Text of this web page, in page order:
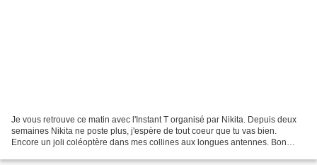
Je vous retrouve ce matin avec l'Instant T organisé par Nikita. Depuis deux
semaines Nikita ne poste plus, j'espère de tout coeur que tu vas bien.
Encore un joli coléoptère dans mes collines aux longues antennes. Bon